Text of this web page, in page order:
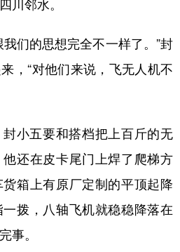
们的思想完全不一样了。”封
，“对他们来说，飞无人机不
小五要和搭档把上百斤的无
还在皮卡尾门上焊了爬梯方
箱上有原厂定制的平顶起降
拨，八轴飞机就稳稳降落在
事。